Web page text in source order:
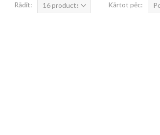
Rādīt: Kārtot pēc: